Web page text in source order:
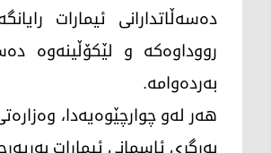
دەسەڵاتدارانی ئیمارات
رووداوەکە و لێکۆڵینەوە
بەردەوامە.
هەر لەو چوارچێوەیەدا،